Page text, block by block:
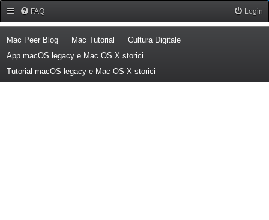
FAQ Login
Mac Peer Blog(Opens a new tab)
Mac Tutorial (Opens a new tab)
Cultura Digitale(Opens a new tab)
App macOS legacy e Mac OS X storici
Tutorial macOS legacy e Mac OS X storici